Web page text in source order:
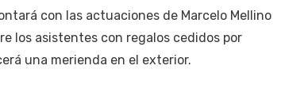
con las actuaciones de Marcelo Mellino
los asistentes con regalos cedidos por
una merienda en el exterior.